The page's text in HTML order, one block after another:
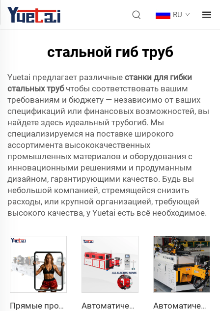
RU
стальной гиб труб
Yuetai предлагает различные станки для гибки
стальных труб чтобы соответствовать вашим
требованиям и бюджету — независимо от ваших
спецификаций или финансовых возможностей, вы
найдете здесь идеальный трубогиб. Мы
специализируемся на поставке широкого
ассортимента высококачественных
промышленных материалов и оборудования с
инновационными решениями и продуманным
дизайном, гарантирующими качество. Будь вы
небольшой компанией, стремящейся снизить
расходы, или крупной организацией, требующей
высокого качества, у Yuetai есть всё необходимое.
Прямые продажи с завода, двухголовочный автоматический гидравлический трубогибочный станок с ЧПУ, станок для гибки труб из углеродистой стали Автоматическая полностью электрическая ротационная двусторонняя гибочная машина серии CNC для металлических стальных труб, трубогибочные станки Автоматический двухрукавный трубогибочный станок CNC одновременная двухсторонняя система формовки труб для выхлопных систем и перил